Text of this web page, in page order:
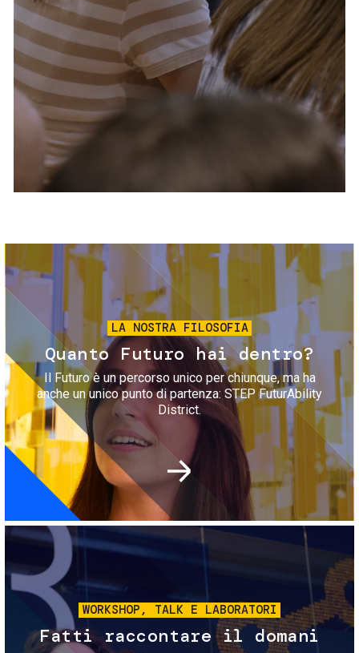
Servizi e accessibilità
Contatti
FAQ
Biglietti
Immagine
LA NOSTRA FILOSOFIA
Quanto Futuro hai dentro?
Il Futuro è un percorso unico per chiunque, ma ha
anche un unico punto di partenza: STEP FuturAbility
District.
Immagine
WORKSHOP, TALK E LABORATORI
Fatti raccontare il domani